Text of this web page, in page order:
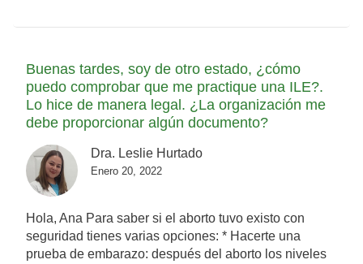
Buenas tardes, soy de otro estado, ¿cómo
puedo comprobar que me practique una ILE?.
Lo hice de manera legal. ¿La organización me
debe proporcionar algún documento?
Dra. Leslie Hurtado
Enero 20, 2022
Hola, Ana Para saber si el aborto tuvo existo con
seguridad tienes varias opciones: * Hacerte una
prueba de embarazo: después del aborto los niveles